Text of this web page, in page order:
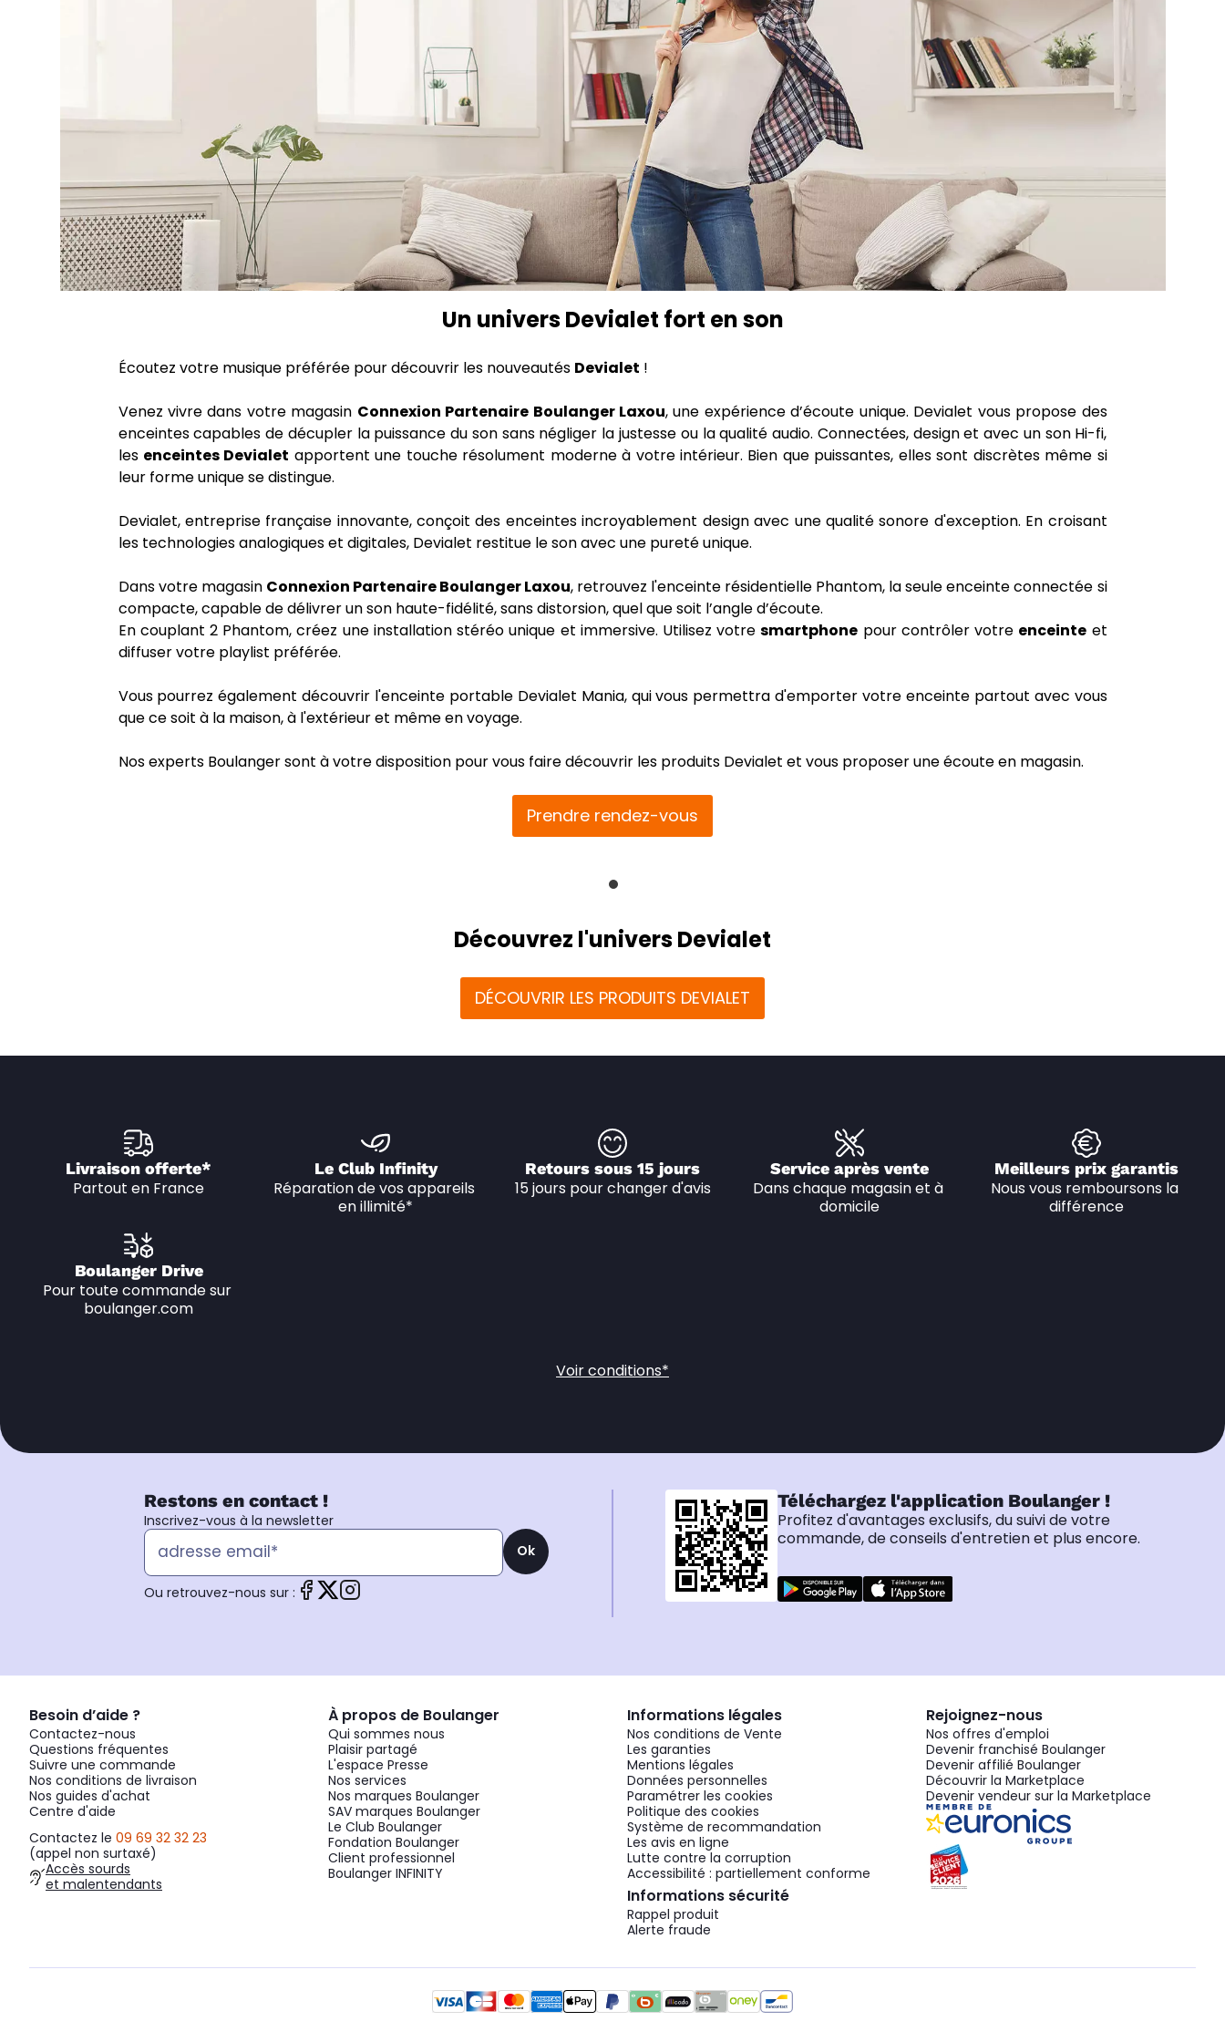
Un univers Devialet fort en son
Écoutez votre musique préférée pour découvrir les nouveautés Devialet !
Venez vivre dans votre magasin Connexion Partenaire Boulanger Laxou, une expérience d’écoute unique. Devialet vous propose des
enceintes capables de décupler la puissance du son sans négliger la justesse ou la qualité audio. Connectées, design et avec un son Hi-fi,
les enceintes Devialet apportent une touche résolument moderne à votre intérieur. Bien que puissantes, elles sont discrètes même si
leur forme unique se distingue.
Devialet, entreprise française innovante, conçoit des enceintes incroyablement design avec une qualité sonore d'exception. En croisant
les technologies analogiques et digitales, Devialet restitue le son avec une pureté unique.
Dans votre magasin Connexion Partenaire Boulanger Laxou, retrouvez l'enceinte résidentielle Phantom, la seule enceinte connectée si
compacte, capable de délivrer un son haute-fidélité, sans distorsion, quel que soit l’angle d’écoute.
En couplant 2 Phantom, créez une installation stéréo unique et immersive. Utilisez votresmartphone pour contrôler votre enceinte et
diffuser votre playlist préférée.
Vous pourrez également découvrir l'enceinte portable Devialet Mania, qui vous permettra d'emporter votre enceinte partout avec vous
que ce soit à la maison, à l'extérieur et même en voyage.
Nos experts Boulanger sont à votre disposition pour vous faire découvrir les produits Devialet et vous proposer une écoute en magasin.
Prendre rendez-vous
Découvrez l'univers Devialet
DÉCOUVRIR LES PRODUITS DEVIALET
Livraison offerte*
Partout en France
Le Club Infinity
Réparation de vos appareils
en illimité*
Retours sous 15 jours
15 jours pour changer d'avis
Service après vente
Dans chaque magasin et à
domicile
Meilleurs prix garantis
Nous vous remboursons la
différence
Boulanger Drive
Pour toute commande sur
boulanger.com
Voir conditions*
Restons en contact !
Inscrivez-vous à la newsletter
Ok
Ou retrouvez-nous sur :
Téléchargez l'application Boulanger !
Profitez d'avantages exclusifs, du suivi de votre
commande, de conseils d'entretien et plus encore.
Besoin d’aide ?
Contactez-nous
Questions fréquentes
Suivre une commande
Nos conditions de livraison
Nos guides d'achat
Centre d'aide
Contactez le 09 69 32 32 23
(appel non surtaxé)
Accès sourds
et malentendants
À propos de Boulanger
Qui sommes nous
Plaisir partagé
L'espace Presse
Nos services
Nos marques Boulanger
SAV marques Boulanger
Le Club Boulanger
Fondation Boulanger
Client professionnel
Boulanger INFINITY
Informations légales
Nos conditions de Vente
Les garanties
Mentions légales
Données personnelles
Paramétrer les cookies
Politique des cookies
Système de recommandation
Les avis en ligne
Lutte contre la corruption
Accessibilité : partiellement conforme
Informations sécurité
Rappel produit
Alerte fraude
Rejoignez-nous
Nos offres d'emploi
Devenir franchisé Boulanger
Devenir affilié Boulanger
Découvrir la Marketplace
Devenir vendeur sur la Marketplace